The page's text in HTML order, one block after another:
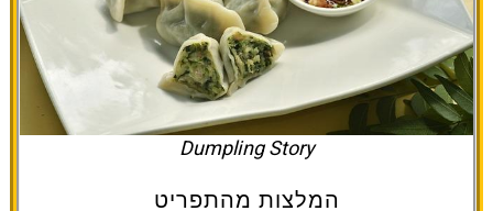
Dumpling Story
המלצות מהתפריט